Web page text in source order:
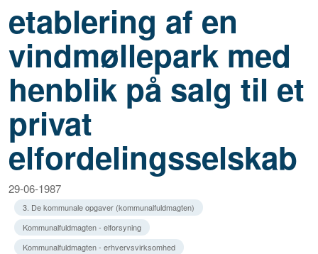
etablering af en
vindmøllepark med
henblik på salg til et
privat
elfordelingsselskab
29-06-1987
3. De kommunale opgaver (kommunalfuldmagten)
Kommunalfuldmagten - elforsyning
Kommunalfuldmagten - erhvervsvirksomhed